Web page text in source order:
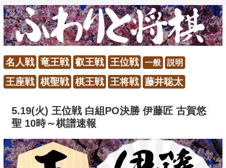
名人戦 竜王戦 叡王戦 王位戦 一般 説明
王座戦 棋聖戦 棋王戦 王将戦 藤井聡太
5.19(火) 王位戦 白組PO決勝 伊藤匠 古賀悠
聖 10時～棋譜速報